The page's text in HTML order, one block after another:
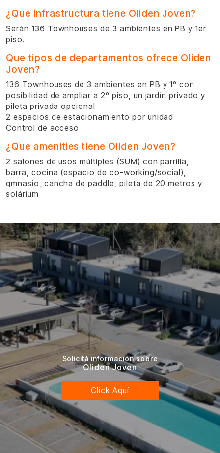
¿Que infrastructura tiene Oliden Joven?
Serán 136 Townhouses de 3 ambientes en PB y 1er
piso.
Que tipos de departamentos ofrece Oliden
Joven?
136 Townhouses de 3 ambientes en PB y 1º con
posibilidad de ampliar a 2º piso, un jardín privado y
pileta privada opcional
2 espacios de estacionamiento por unidad
Control de acceso
¿Que amenities tiene Oliden Joven?
2 salones de usos múltiples (SUM) con parrilla,
barra, cocina (espacio de co-working/social),
gmnasio, cancha de paddle, pileta de 20 metros y
solárium
Solicitá información sobre
Oliden Joven
Click Aquí